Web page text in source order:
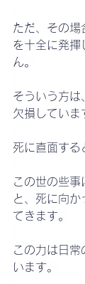
ただ、その場
を十全に発揮
ん。
そういう方は
欠損していま
死に直面する
この世の些事
と、死に向か
てきます。
この力は日常
います。